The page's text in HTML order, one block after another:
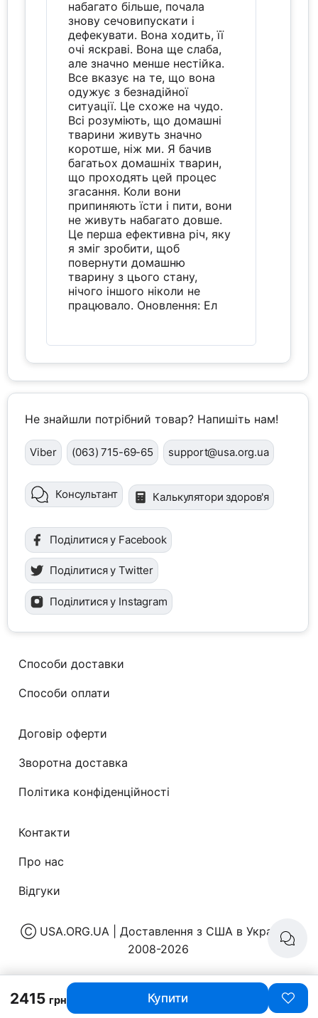
2415 грн Купити
набагато більше, почала
знову сечовипускати і
дефекувати. Вона ходить, її
очі яскраві. Вона ще слаба,
але значно менше нестійка.
Все вказує на те, що вона
одужує з безнадійної
ситуації. Це схоже на чудо.
Всі розуміють, що домашні
тварини живуть значно
коротше, ніж ми. Я бачив
багатьох домашніх тварин,
що проходять цей процес
згасання. Коли вони
припиняють їсти і пити, вони
не живуть набагато довше.
Це перша ефективна річ, яку
я зміг зробити, щоб
повернути домашню
тварину з цього стану,
нічого іншого ніколи не
працювало. Оновлення: Ел
Не знайшли потрібний товар? Напишіть нам!
Viber (063) 715-69-65 support@usa.org.ua
Консультант Калькулятори здоров'я
Поділитися у Facebook
Поділитися у Twitter
Поділитися у Instagram
Способи доставки
Способи оплати
Договір оферти
Зворотна доставка
Політика конфіденційності
Контакти
Про нас
Відгуки
Ⓒ USA.ORG.UA | Доставлення з США в Україну|
2008-2026